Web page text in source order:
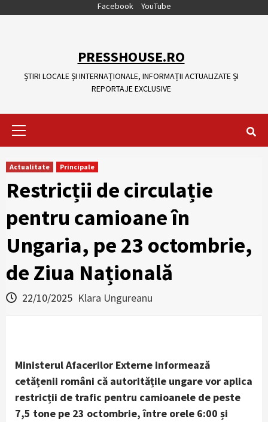
Facebook YouTube
PRESSHOUSE.RO
ȘTIRI LOCALE ȘI INTERNAȚIONALE, INFORMAȚII ACTUALIZATE ȘI
REPORTAJE EXCLUSIVE
Actualitate Principale
Restricții de circulație
pentru camioane în
Ungaria, pe 23 octombrie,
de Ziua Națională
22/10/2025 Klara Ungureanu
Ministerul Afacerilor Externe informează
cetățenii români că autoritățile ungare vor aplica
restricții de trafic pentru camioanele de peste
7,5 tone pe 23 octombrie, între orele 6:00 și